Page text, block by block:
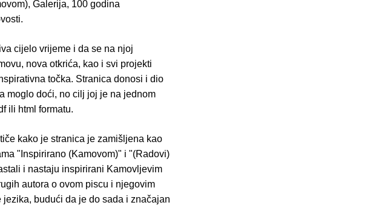
Galerija, 100 godina
cijelo vrijeme i da se na njoj
nova otkrića, kao i svi projekti
točka. Stranica donosi i dio
moglo doći, no cilj joj je na jednom
ili html formatu.
kako je stranica je zamišljena kao
"Inspirirano (Kamovom)" i "(Radovi)
i nastaju inspirirani Kamovljevim
autora o ovom piscu i njegovim
budući da je do sada i značajan